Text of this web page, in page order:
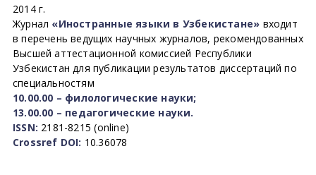
2014 г.
Журнал «Иностранные языки в Узбекистане» входит
в перечень ведущих научных журналов, рекомендованных
Высшей аттестационной комиссией Республики
Узбекистан для публикации результатов диссертаций по
специальностям
10.00.00 – филологические науки;
13.00.00 – педагогические науки.
ISSN: 2181-8215 (online)
Crossref DOI: 10.36078